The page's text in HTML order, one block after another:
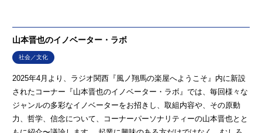
山本晋也のイノベーター・ラボ
社会／文化
2025年4月より、ラジオ関⻄『風ノ翔馬の楽屋へようこそ』内に新設
されたコーナー『山本晋也のイノベーター・ラボ』では、毎回様々な
ジャンルの多彩なイノベーターをお招きし、取組内容や、その原動
力、哲学、信念について、コーナーパーソナリティーの山本晋也とと